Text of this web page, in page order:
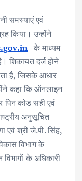
समस्याएं एवं
किया। उन्होंने
के माध्यम
शिकायत दर्ज होने
है, जिसके आधार
कहा कि ऑनलाइन
कोड सही एवं
अनुसूचित
श्री जे.पी. सिंह,
विभाग के
के अधिकारी